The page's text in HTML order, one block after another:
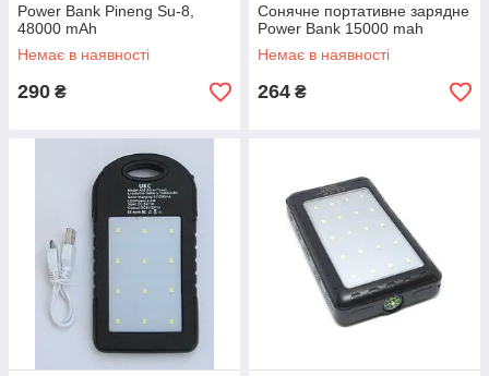
Power Bank Pineng Su-8,
48000 mAh
Немає в наявності
290 ₴
Сонячне портативне зарядне
Power Bank 15000 mah
Немає в наявності
264 ₴